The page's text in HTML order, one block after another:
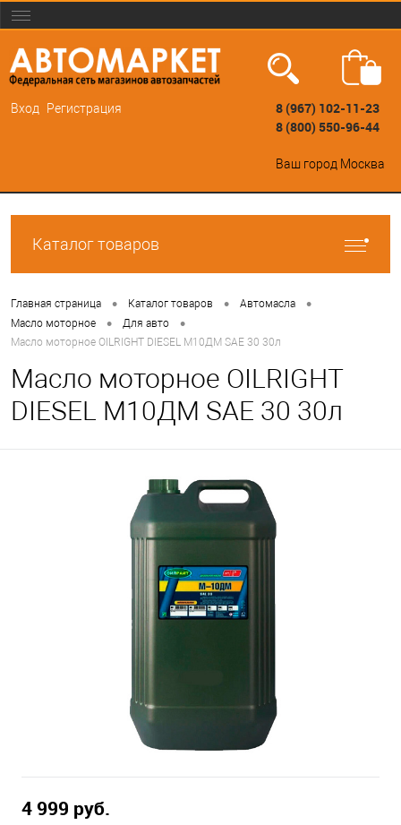
Вход Регистрация
8 (967) 102-11-23
8 (800) 550-96-44
Ваш город Москва
Каталог товаров
Главная страница • Каталог товаров • Автомасла •
Масло моторное • Для авто •
Масло моторное OILRIGHT DIESEL М10ДМ SAE 30 30л
Масло моторное OILRIGHT
DIESEL М10ДМ SAE 30 30л
4 999 руб.